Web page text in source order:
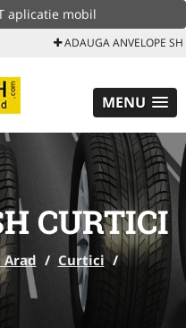
aplicatie mobil
ADAUGA ANVELOPE SH
MENU
CURTICI
Arad / Curtici /